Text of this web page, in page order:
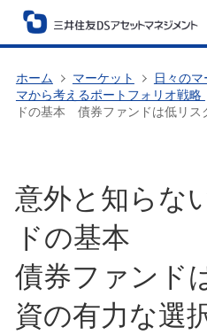
ホーム マーケット 日々の
マから考えるポートフォリオ戦略
ドの基本 債券ファンドは低リス
意外と知らな
ドの基本
債券ファンド
資の有力な選